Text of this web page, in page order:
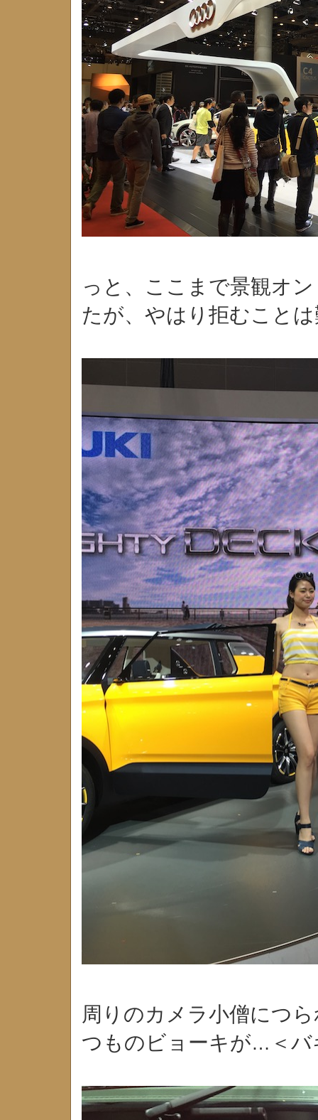
っと、ここまで景観オ
たが、やはり拒むこと
周りのカメラ小僧につ
つものビョーキが… ＜